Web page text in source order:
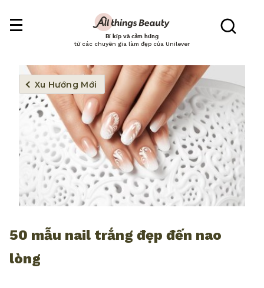
Bí kíp và cảm hứng
từ các chuyên gia làm đẹp của Unilever
Xu Hướng Mới
50 mẫu nail trắng đẹp đến nao
lòng